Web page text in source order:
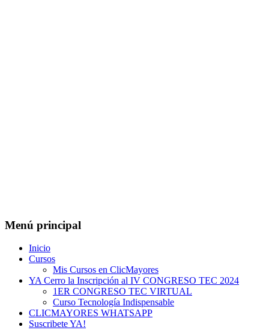
Menú principal
Inicio
Cursos
Mis Cursos en ClicMayores
YA Cerro la Inscripción al IV CONGRESO TEC 2024
1ER CONGRESO TEC VIRTUAL
Curso Tecnología Indispensable
CLICMAYORES WHATSAPP
Suscribete YA!